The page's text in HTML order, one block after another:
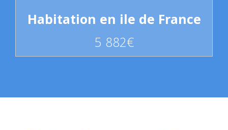
5 882€